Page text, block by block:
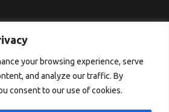
your browsing experience, serve
and analyze our traffic. By
consent to our use of cookies.